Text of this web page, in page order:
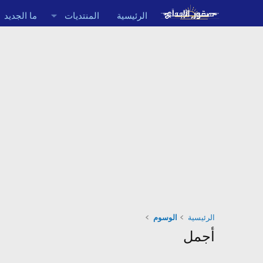
الرئيسية المنتديات ما الجديد
الرئيسية الوسوم
أجمل